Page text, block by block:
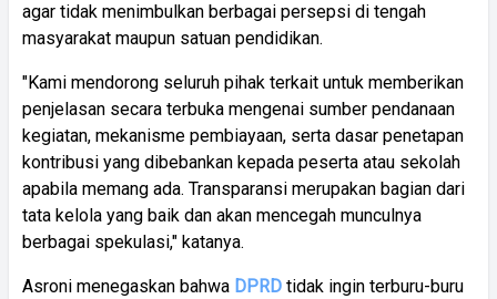
agar tidak menimbulkan berbagai persepsi di tengah
masyarakat maupun satuan pendidikan.
"Kami mendorong seluruh pihak terkait untuk memberikan
penjelasan secara terbuka mengenai sumber pendanaan
kegiatan, mekanisme pembiayaan, serta dasar penetapan
kontribusi yang dibebankan kepada peserta atau sekolah
apabila memang ada. Transparansi merupakan bagian dari
tata kelola yang baik dan akan mencegah munculnya
berbagai spekulasi," katanya.
Asroni menegaskan bahwa DPRD tidak ingin terburu-buru